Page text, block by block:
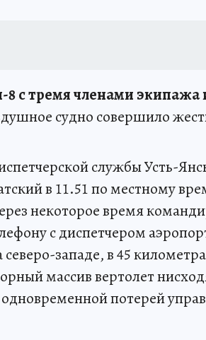
с тремя членами экипажа
судно совершило
службы Усть-
в 11.51 по местному
некоторое время
с диспетчером
западе, в 45
массив вертолет
потерей